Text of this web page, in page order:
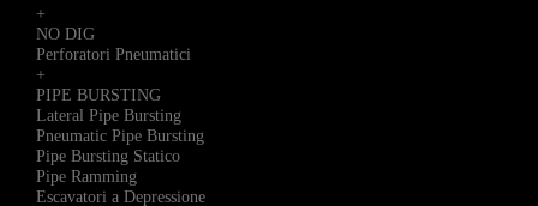
+
NO DIG
Perforatori Pneumatici
+
PIPE BURSTING
Lateral Pipe Bursting
Pneumatic Pipe Bursting
Pipe Bursting Statico
Pipe Ramming
Escavatori a Depressione